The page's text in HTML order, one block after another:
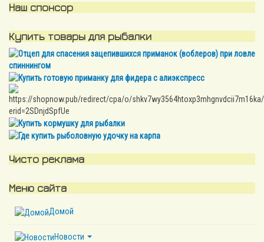
Наш спонсор
Купить товары для рыбалки
Чисто реклама
Меню сайта
Домой
Новости